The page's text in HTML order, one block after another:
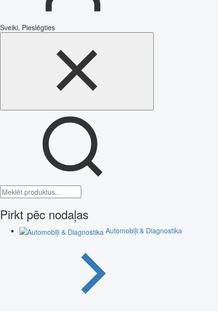
Sveiki, Pieslēgties
Pirkt pēc nodaļas
Automobiļi & Diagnostika